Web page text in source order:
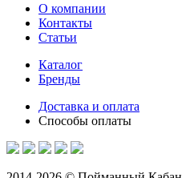
О компании
Контакты
Статьи
Каталог
Бренды
Доставка и оплата
Способы оплаты